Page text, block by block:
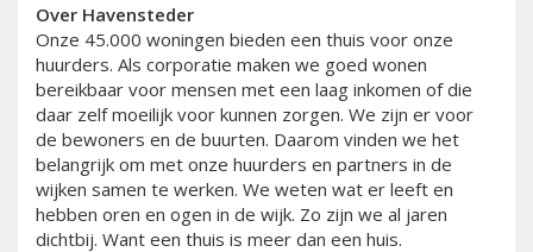
Over Havensteder
Onze 45.000 woningen bieden een thuis voor onze
huurders. Als corporatie maken we goed wonen
bereikbaar voor mensen met een laag inkomen of die
daar zelf moeilijk voor kunnen zorgen. We zijn er voor
de bewoners en de buurten. Daarom vinden we het
belangrijk om met onze huurders en partners in de
wijken samen te werken. We weten wat er leeft en
hebben oren en ogen in de wijk. Zo zijn we al jaren
dichtbij. Want een thuis is meer dan een huis.